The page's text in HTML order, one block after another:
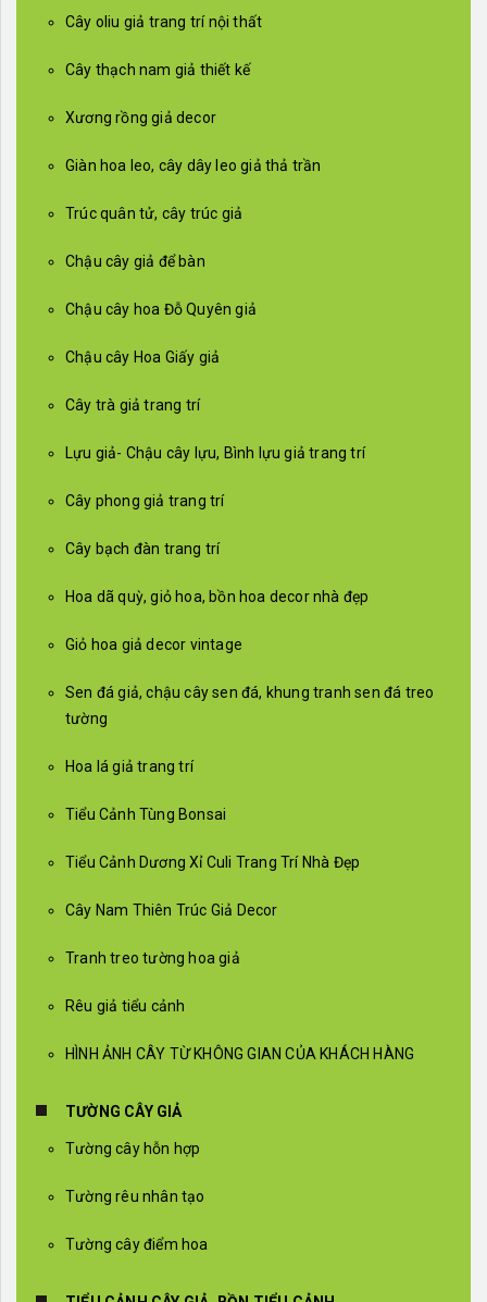
Cây oliu giả trang trí nội thất
Cây thạch nam giả thiết kế
Xương rồng giả decor
Giàn hoa leo, cây dây leo giả thả trần
Trúc quân tử, cây trúc giả
Chậu cây giả để bàn
Chậu cây hoa Đỗ Quyên giả
Chậu cây Hoa Giấy giả
Cây trà giả trang trí
Lựu giả- Chậu cây lựu, Bình lựu giả trang trí
Cây phong giả trang trí
Cây bạch đàn trang trí
Hoa dã quỳ, giỏ hoa, bồn hoa decor nhà đẹp
Giỏ hoa giả decor vintage
Sen đá giả, chậu cây sen đá, khung tranh sen đá treo
tường
Hoa lá giả trang trí
Tiểu Cảnh Tùng Bonsai
Tiểu Cảnh Dương Xỉ Culi Trang Trí Nhà Đẹp
Cây Nam Thiên Trúc Giả Decor
Tranh treo tường hoa giả
Rêu giả tiểu cảnh
HÌNH ẢNH CÂY TỪ KHÔNG GIAN CỦA KHÁCH HÀNG
TƯỜNG CÂY GIẢ
Tường cây hỗn hợp
Tường rêu nhân tạo
Tường cây điểm hoa